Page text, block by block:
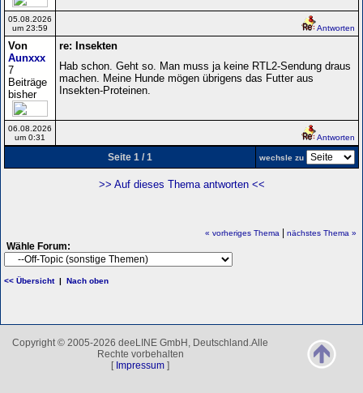
05.08.2026
um 23:59
Antworten
Von
Aunxxx
7
Beiträge
bisher
re: Insekten
Hab schon. Geht so. Man muss ja keine RTL2-Sendung draus
machen. Meine Hunde mögen übrigens das Futter aus
Insekten-Proteinen.
06.08.2026
um 0:31
Antworten
Seite 1 / 1 wechsle zu
>> Auf dieses Thema antworten <<
« vorheriges Thema nächstes Thema »
Wähle Forum:
<< Übersicht| Nach oben
Copyright © 2005-2026 deeLINE GmbH, Deutschland.Alle
Rechte vorbehalten
[ Impressum ]